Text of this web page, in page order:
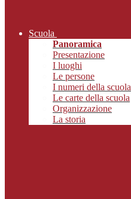
Scuola
Panoramica
Presentazione
I luoghi
Le persone
I numeri della scuola
Le carte della scuola
Organizzazione
La storia